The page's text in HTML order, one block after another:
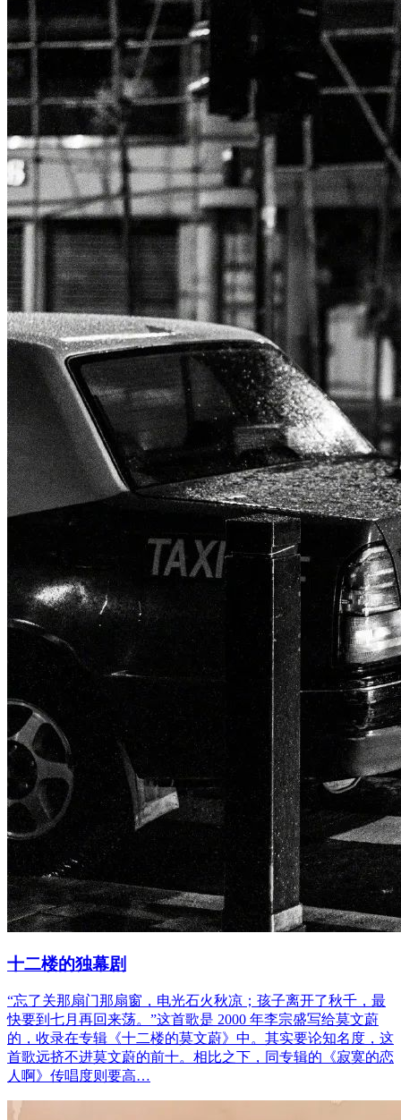
十二楼的独幕剧
“忘了关那扇门那扇窗，电光石火秋凉；孩子离开了秋千，最
快要到七月再回来荡。”这首歌是 2000 年李宗盛写给莫文蔚
的，收录在专辑《十二楼的莫文蔚》中。其实要论知名度，这
首歌远挤不进莫文蔚的前十。相比之下，同专辑的《寂寞的恋
人啊》传唱度则要高…